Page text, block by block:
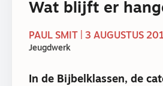
Wat blijft er
PAUL SMIT | 3 AUGUSTUS
Jeugdwerk
In de Bijbelklassen, de